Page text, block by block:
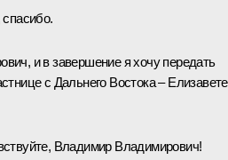
и в завершение я хочу передать
с Дальнего Востока – Елизавете
Владимир Владимирович!